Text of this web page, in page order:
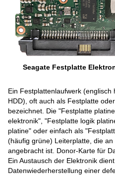
Seagate Festplatte
Ein Festplattenlaufwerk (englisch
HDD), oft auch als Festplatte
bezeichnet. Die "Festplatte
elektronik", "Festplatte logik
platine" oder einfach als
(häufig grüne) Leiterplatte, die
angebracht ist. Donor-Karte für
Ein Austausch der Elektronik
Datenwiederherstellung einer